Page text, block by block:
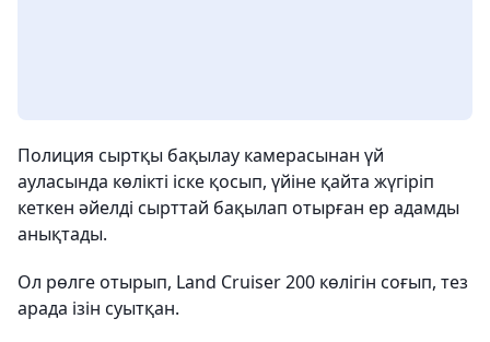
Полиция сыртқы бақылау камерасынан үй
ауласында көлікті іске қосып, үйіне қайта жүгіріп
кеткен әйелді сырттай бақылап отырған ер адамды
анықтады.
Ол рөлге отырып, Land Cruiser 200 көлігін соғып, тез
арада ізін суытқан.